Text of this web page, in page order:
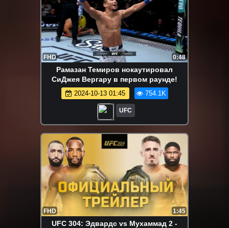
FHD 0:48
Рамазан Темиров нокаутировал
СиДжея Вергару в первом раунде!
2024-10-13 01:45 754.1K
UFC
FHD 1:45
UFC 304: Эдвардс vs Мухаммад 2 -